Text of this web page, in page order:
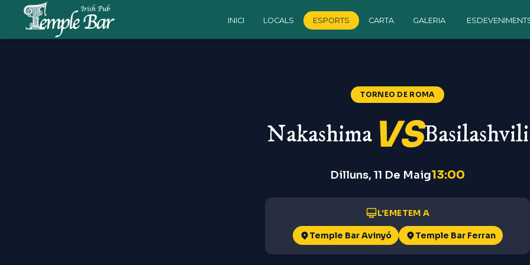
INICI LOCALS ESPORTS CARTA GALERIA
TORNEO DE ROMA
Nakashima VSBasilashvili
Dilluns, 11 De Maig13:00
L'EMETEM A
Temple Bar Avinyó Temple Bar Ferran